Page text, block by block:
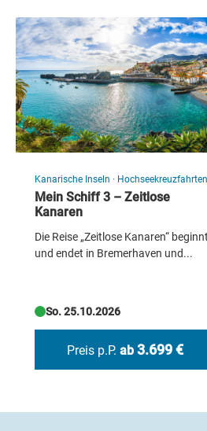
©
Kanarische Inseln · Hochseekreuzfahrten
Mein Schiff 3 – Zeitlose
Kanaren
Die Reise „Zeitlose Kanaren“ beginnt
und endet in Bremerhaven und...
So. 25.10.2026
Preis p.P. ab 3.699 €